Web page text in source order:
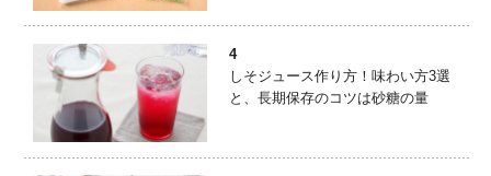
4
しそジュース作り方！味わい方3選
と、長期保存のコツは砂糖の量